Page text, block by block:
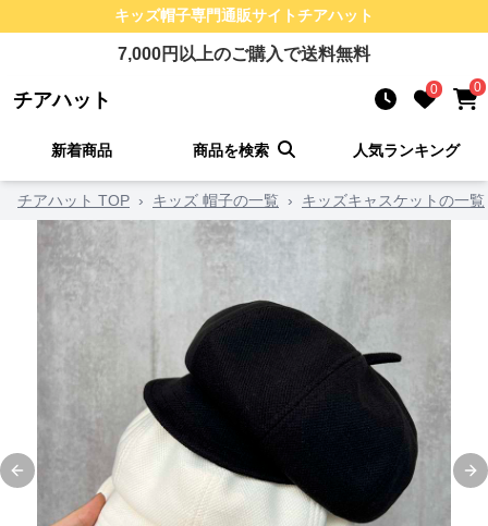
キッズ帽子専門通販サイトチアハット
7,000円以上のご購入で送料無料
チアハット 0 0
新着商品 商品を検索 人気ランキング
チアハット TOP › キッズ 帽子の一覧 › キッズキャスケットの一覧
Previous slide